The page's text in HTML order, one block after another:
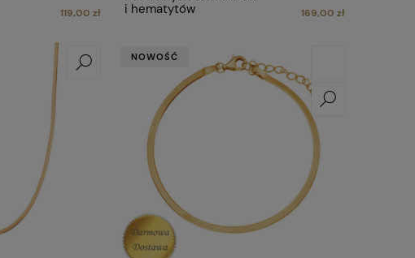
119,00 zł
i hematytów
169,00 zł
NOWOŚĆ